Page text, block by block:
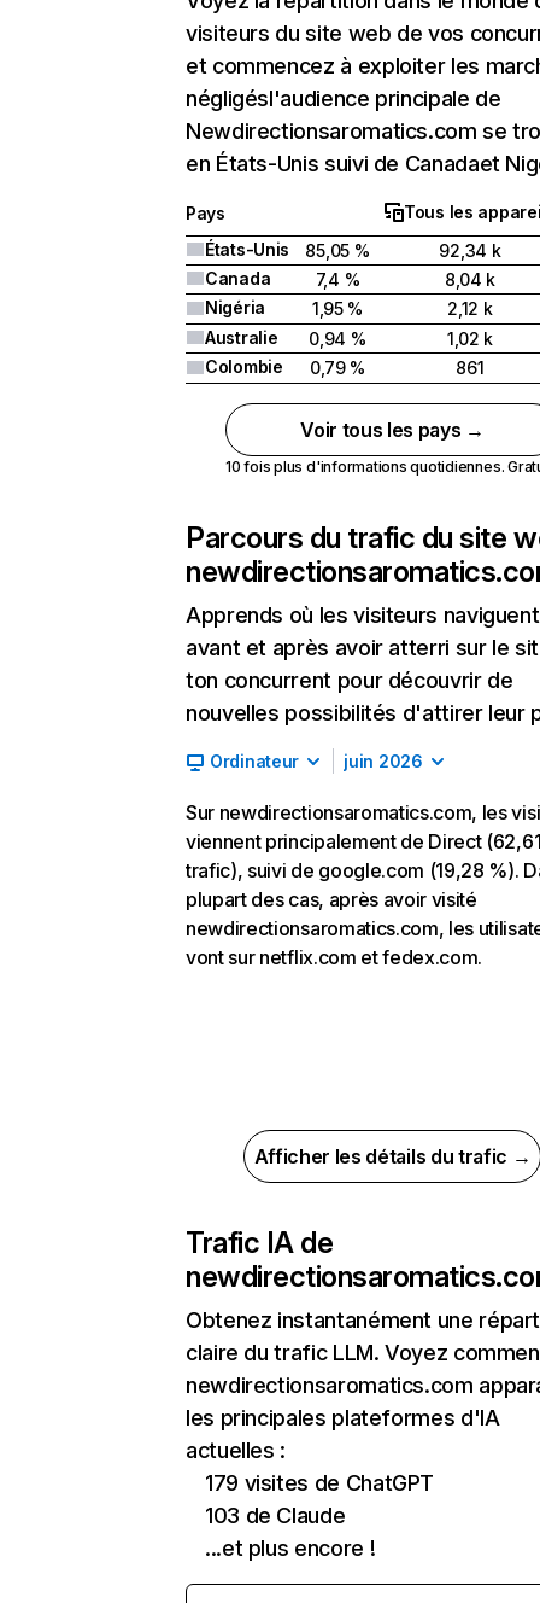
visiteurs du site web de vos
et commencez à exploiter les
négligésl'audience principale de
Newdirectionsaromatics.com se
en États-Unis suivi de Canadaet
Pays
Tous les
États-Unis
85,05 %
92,34 k
Canada
7,4 %
8,04 k
Nigéria
1,95 %
2,12 k
Australie
0,94 %
1,02 k
Colombie
0,79 % 861
Voir tous les pays →
10 fois plus d'informations quotidiennes.
Parcours du trafic du site
Apprends où les visiteurs naviguent
avant et après avoir atterri sur le
ton concurrent pour découvrir de
nouvelles possibilités d'attirer leur
Ordinateur juin 2026
Sur newdirectionsaromatics.com, les
viennent principalement de Direct
trafic), suivi de google.com (19,28 %).
plupart des cas, après avoir visité
newdirectionsaromatics.com, les
vont sur netflix.com et fedex.com.
Afficher les détails du trafic →
Trafic IA de
Obtenez instantanément une
claire du trafic LLM. Voyez
newdirectionsaromatics.com
les principales plateformes d'IA
actuelles :
179 visites de ChatGPT
103 de Claude
...et plus encore !